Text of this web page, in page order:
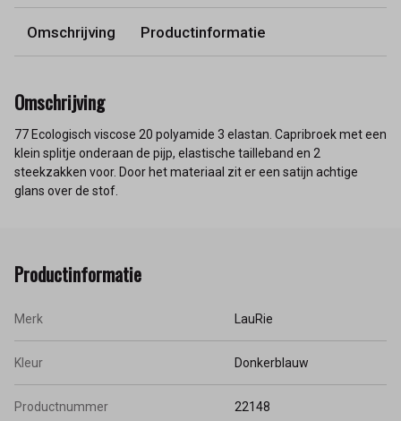
Omschrijving Productinformatie
Omschrijving
77 Ecologisch viscose 20 polyamide 3 elastan. Capribroek met een
klein splitje onderaan de pijp, elastische tailleband en 2
steekzakken voor. Door het materiaal zit er een satijn achtige
glans over de stof.
Productinformatie
Merk LauRie
Kleur Donkerblauw
Productnummer 22148